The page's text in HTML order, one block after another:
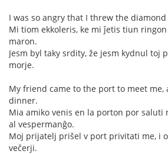
I was so angry that I threw the
Mi tiom ekkoleris, ke mi ĵetis tiun
maron.
Jesm byl taky srdity, že jesm kydnul toj
morje.
My friend came to the port to meet
dinner.
Mia amiko venis en la porton por saluti
al vespermanĝo.
Moj prijatelj prišel v port privitati me, i
večerji.